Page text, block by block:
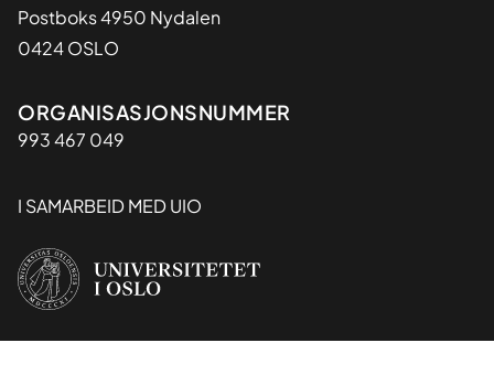
Postboks 4950 Nydalen
0424 OSLO
Organisasjon
ORGANISASJONSNUMMER
993 467 049
I SAMARBEID MED UIO